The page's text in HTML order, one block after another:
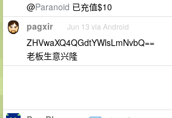
@Paranoid 已充值$10
pagxir Jun 13 via Android
ZHVwaXQ4QGdtYWlsLmNvbQ==
老板生意兴隆